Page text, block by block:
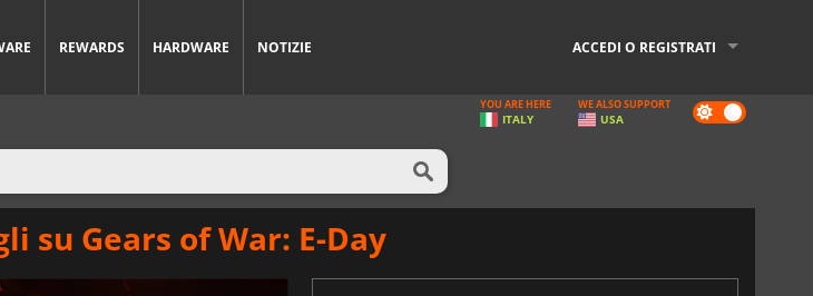
REWARDS HARDWARE NOTIZIE ACCEDI O REGISTRATI
Dark
mode
YOU ARE HERE
ITALY
WE ALSO SUPPORT
USA
su Gears of War: E-Day